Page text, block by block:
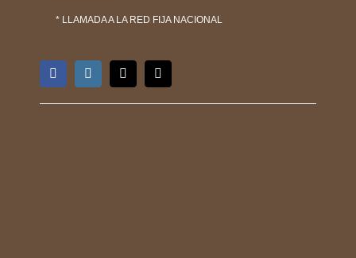
* LLAMADA A LA RED FIJA NACIONAL